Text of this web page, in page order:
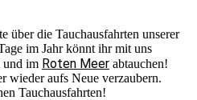
über die Tauchausfahrten unserer
im Jahr könnt ihr mit uns
und im Roten Meer abtauchen!
wieder aufs Neue verzaubern.
Tauchausfahrten!